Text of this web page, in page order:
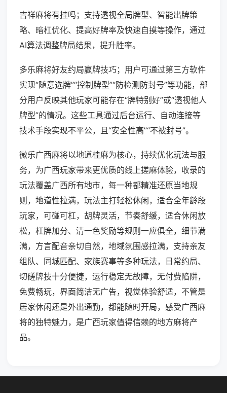
吉祥麻将有挂吗；支持透视全局牌型、智能出牌策
略、暗杠优化、提高好牌率及快速自摸等操作，通过
AI算法调整牌局结果，提升胜率。
多乐麻将好友约局赢牌技巧；用户可通过第三方软件
实现“随意选牌”“控制牌型”“防检测防封号”等功能，部
分用户反映其他玩家可能存在“牌特别好”或“透视他人
牌型”的情况。这些工具通过后台运行、自动连接等
技术手段实现不平公，且“安全性高”“不被封号”。
微乐广西麻将以地道桂麻为核心，持续优化玩法与服
务，为广西玩家带来更优质的线上搓麻体验，收录的
玩法覆盖广西所有地市，每一种都精准还原当地规
则，地道性拉满，玩法主打轻松休闲，适合全年龄段
玩家，可碰可杠，胡牌灵活，节奏舒缓，适合休闲放
松，杠牌加分、清一色奖励等规则一应俱全，细节满
满，方言配音亲切自然，地域氛围感拉满，支持亲友
组队、同城匹配、家族赛事等多种玩法，日常约局、
切磋牌技十分便捷，运行稳定无故障，无付费陷阱，
免费畅玩，界面简洁无广告，视觉体验舒适，不管是
居家休闲还是外出通勤，都能随时开局，感受广西麻
将的独特魅力，是广西玩家值得信赖的地方麻将产
品。